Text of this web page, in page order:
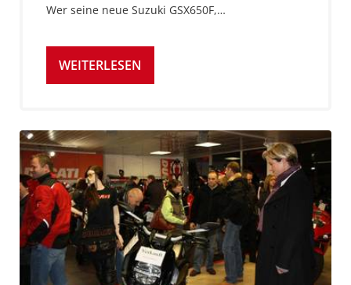
Wer seine neue Suzuki GSX650F,…
WEITERLESEN